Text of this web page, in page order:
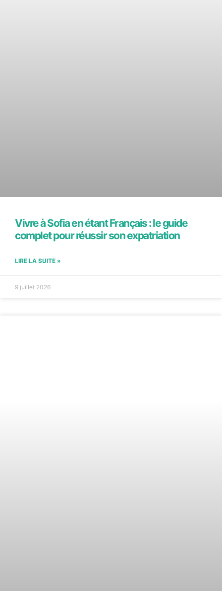
Vivre à Sofia en étant Français : le guide
complet pour réussir son expatriation
LIRE LA SUITE »
9 juillet 2026